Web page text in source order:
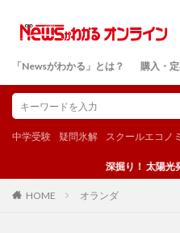
「Newsがわかる」とは？ 購入・
中学受験 疑問氷解 スクールエコノ
深掘り！ 太陽光
HOME オランダ